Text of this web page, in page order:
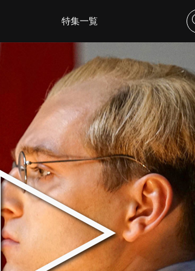
特集一覧